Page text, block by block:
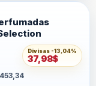
Divisas -13,04%
37,98$